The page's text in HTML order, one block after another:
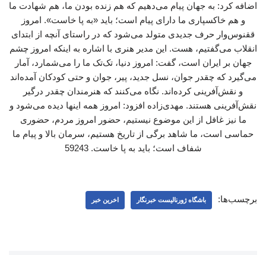
اضافه کرد: به جهان پیام می‌دهیم که هم زنده بودن ما، هم شهادت ما
و هم خاکسپاری ما دارای پیام است؛ باید «به پا خاست». امروز
ققنوس‌وار حرف جدیدی متولد می‌شود که در راستای آنچه از ابتدای
انقلاب می‌گفتیم، هست. این مدیر هنری با اشاره به اینکه امروز چشم
جهان بر ایران است، گفت: امروز دنیا، تک‌تک ما را می‌شمارد، آمار
می‌گیرد که چقدر جوان، نسل جدید، پیر، جوان و حتی کودکان آمده‌اند
و نقش‌آفرینی کرده‌اند. نگاه می‌کنند که هنرمندان چقدر درگیر
نقش‌آفرینی هستند. مهدی‌زاده افزود: امروز همه اینها دیده می‌شود و
ما نیز غافل از این موضوع نیستیم، حضور امروز مردم، حضوری
حماسی است، ما شاهد برگی از تاریخ هستیم، سرمان بالا و پیام ما
شفاف است؛ باید به پا خاست. 59243
برچسب‌ها: باشگاه ژورنالیست خبرنگار اخرین خبر